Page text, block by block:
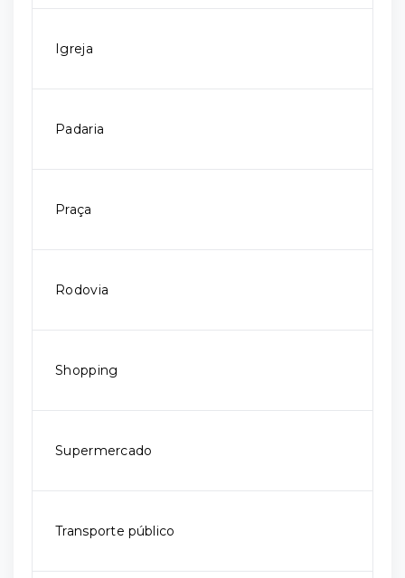
Igreja
Padaria
Praça
Rodovia
Shopping
Supermercado
Transporte público